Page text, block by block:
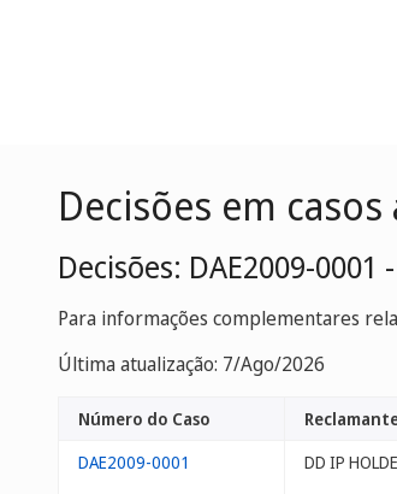
Decisões em
Decisões: DAE2009-0001
Para informações complementares
Última atualização: 7/Ago/2026
Número do Caso
DAE2009-0001
DD IP